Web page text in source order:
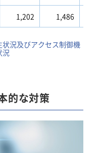
1,202 1,486
況及びアクセス制御機
況
的な対策